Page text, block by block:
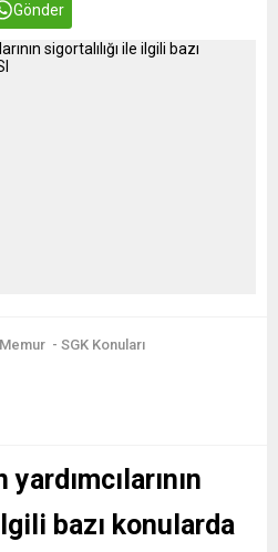
Gönder
Memur - SGK Konuları
bazı konularda